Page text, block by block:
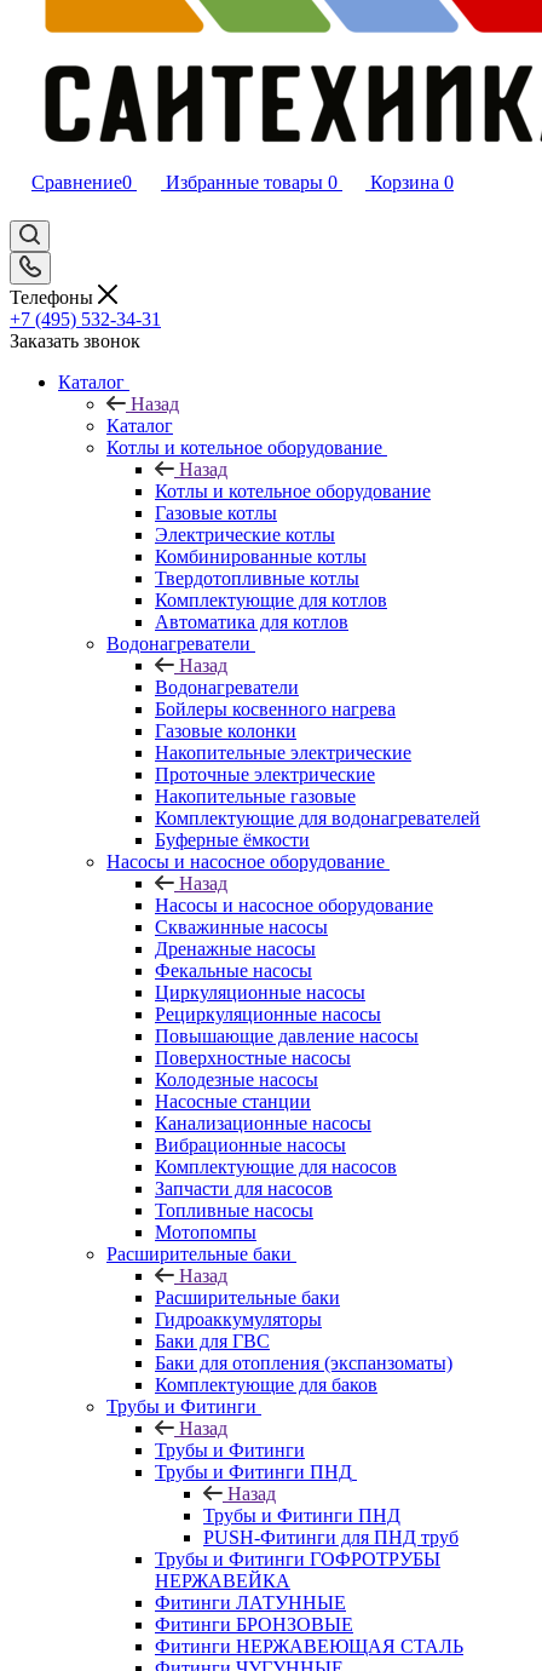
Сравнение0 Избранные товары 0 Корзина 0
Телефоны
+7 (495) 532‑34‑31
Заказать звонок
Каталог
Назад
Каталог
Котлы и котельное оборудование
Назад
Котлы и котельное оборудование
Газовые котлы
Электрические котлы
Комбинированные котлы
Твердотопливные котлы
Комплектующие для котлов
Автоматика для котлов
Водонагреватели
Назад
Водонагреватели
Бойлеры косвенного нагрева
Газовые колонки
Накопительные электрические
Проточные электрические
Накопительные газовые
Комплектующие для водонагревателей
Буферные ёмкости
Насосы и насосное оборудование
Назад
Насосы и насосное оборудование
Скважинные насосы
Дренажные насосы
Фекальные насосы
Циркуляционные насосы
Рециркуляционные насосы
Повышающие давление насосы
Поверхностные насосы
Колодезные насосы
Насосные станции
Канализационные насосы
Вибрационные насосы
Комплектующие для насосов
Запчасти для насосов
Топливные насосы
Мотопомпы
Расширительные баки
Назад
Расширительные баки
Гидроаккумуляторы
Баки для ГВС
Баки для отопления (экспанзоматы)
Комплектующие для баков
Трубы и Фитинги
Назад
Трубы и Фитинги
Трубы и Фитинги ПНД
Назад
Трубы и Фитинги ПНД
PUSH-Фитинги для ПНД труб
Трубы и Фитинги ГОФРОТРУБЫ
НЕРЖАВЕЙКА
Фитинги ЛАТУННЫЕ
Фитинги БРОНЗОВЫЕ
Фитинги НЕРЖАВЕЮЩАЯ СТАЛЬ